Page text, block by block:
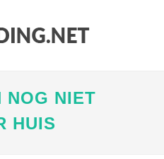
NOG NIET
HUIS